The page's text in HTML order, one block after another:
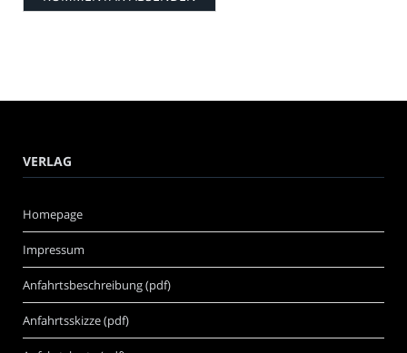
VERLAG
Homepage
Impressum
Anfahrtsbeschreibung (pdf)
Anfahrtsskizze (pdf)